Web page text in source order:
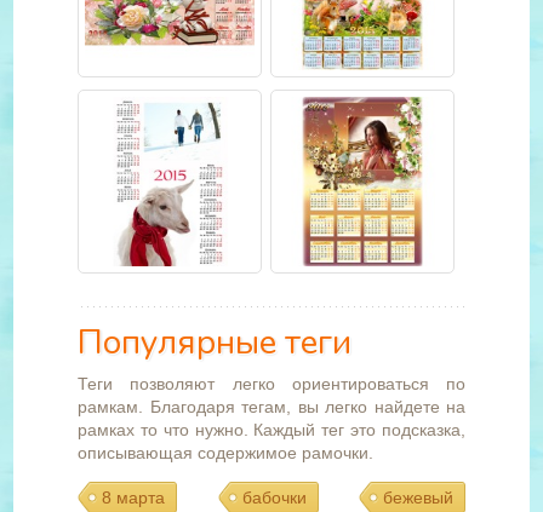
Популярные теги
Теги позволяют легко ориентироваться по
рамкам. Благодаря тегам, вы легко найдете на
рамках то что нужно. Каждый тег это подсказка,
описывающая содержимое рамочки.
8 марта бабочки бежевый